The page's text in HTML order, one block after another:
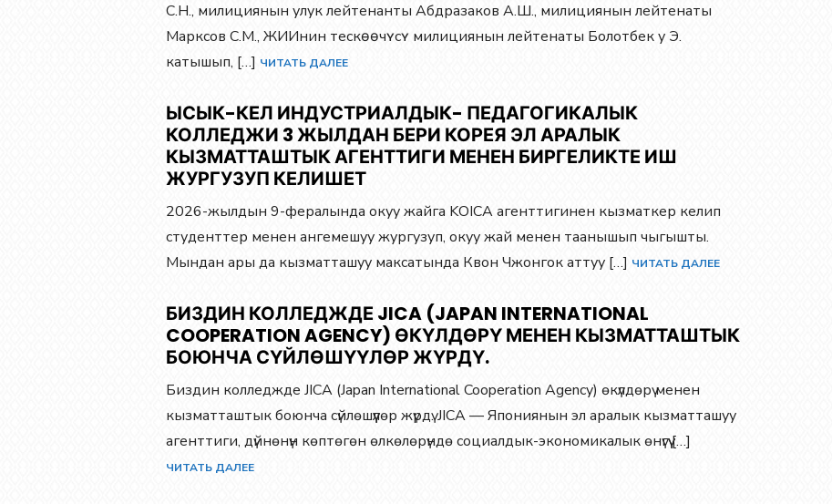
С.Н., милициянын улук лейтенанты Абдразаков А.Ш., милициянын лейтенаты
Марксов С.М., ЖИИнин тескɵɵчʏсʏ милициянын лейтенаты Болотбек у Э.
катышып, […] ЧИТАТЬ ДАЛЕЕ
ЫСЫК-КЕЛ ИНДУСТРИАЛДЫК- ПЕДАГОГИКАЛЫК
КОЛЛЕДЖИ 3 ЖЫЛДАН БЕРИ КОРЕЯ ЭЛ АРАЛЫК
КЫЗМАТТАШТЫК АГЕНТТИГИ МЕНЕН БИРГЕЛИКТЕ ИШ
ЖУРГУЗУП КЕЛИШЕТ
2026-жылдын 9-фералында окуу жайга KOICA агенттигинен кызматкер келип
студенттер менен ангемешуу жургузуп, окуу жай менен таанышып чыгышты.
Мындан ары да кызматташуу максатында Квон Чжонгок аттуу […] ЧИТАТЬ ДАЛЕЕ
БИЗДИН КОЛЛЕДЖДЕ JICA (JAPAN INTERNATIONAL
COOPERATION AGENCY) ӨКҮЛДӨРҮ МЕНЕН КЫЗМАТТАШТЫК
БОЮНЧА СҮЙЛӨШҮҮЛӨР ЖҮРДҮ.
Биздин колледжде JICA (Japan International Cooperation Agency) өкүлдөрү менен
кызматташтык боюнча сүйлөшүүлөр жүрдү. JICA — Япониянын эл аралык кызматташуу
агенттиги, дүйнөнүн көптөгөн өлкөлөрүндө социалдык-экономикалык өнүгүү […]
ЧИТАТЬ ДАЛЕЕ